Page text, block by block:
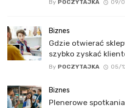
By POCZYTAJKA 09/
Biznes
Gdzie otwierać
szybko zyskać
By POCZYTAJKA 05/
Biznes
Plenerowe